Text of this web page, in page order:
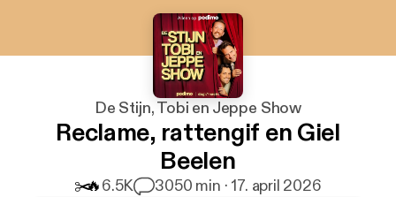
De Stijn, Tobi en Jeppe Show
Reclame, rattengif en Giel
Beelen
✂️🔥6.5K 3050 min · 17. april 2026